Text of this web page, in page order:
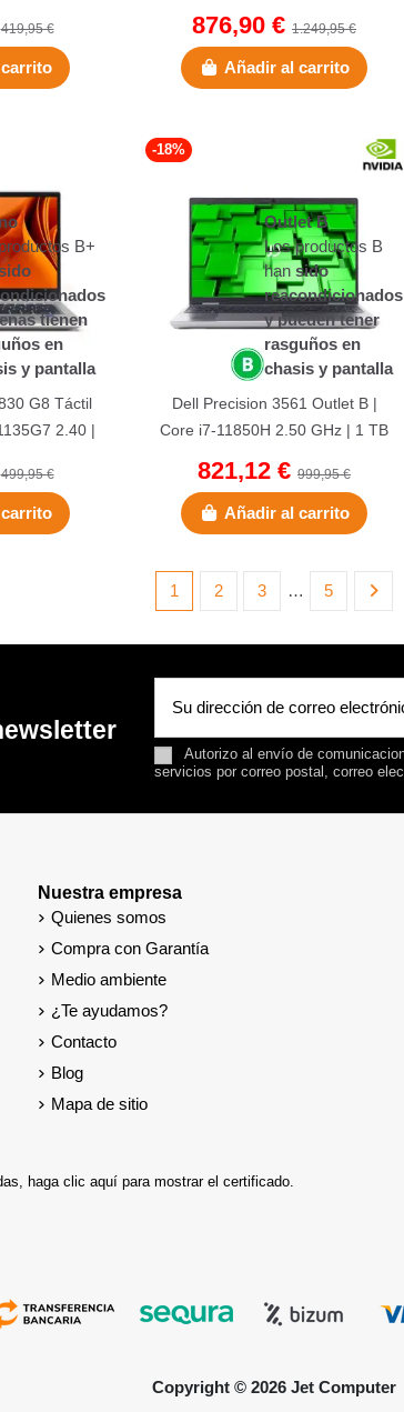
419,95 € 876,90 € 1.249,95 €
Añadir al carrito
B+
tienen
en
y pantalla
G8 Táctil
2.40 |
499,95 €
Outlet B
Los productos B
han sido
reacondicionados
y pueden tener
rasguños en
chasis y pantalla
-18%
Dell Precision 3561 Outlet B |
Core i7-11850H 2.50 GHz | 1 TB
821,12 € 999,95 €
Añadir al carrito
1 2 3 … 5
Autorizo al envío de
servicios por correo postal, correo
Nuestra empresa
Quienes somos
Compra con Garantía
Medio ambiente
¿Te ayudamos?
Contacto
Blog
Mapa de sitio
haga clic aquí para mostrar el certificado
Copyright © 2026 Jet Computer